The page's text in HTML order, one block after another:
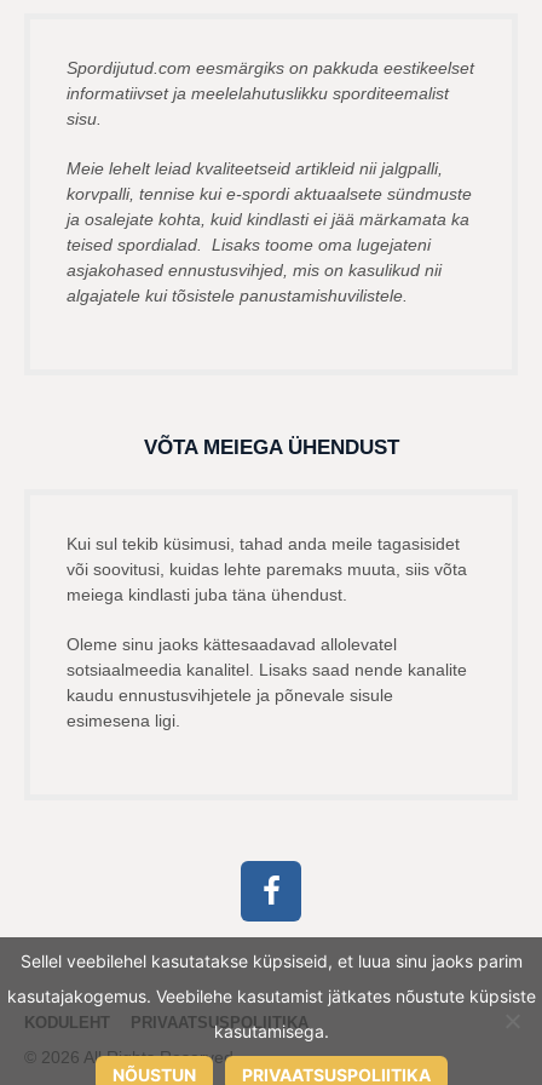
Spordijutud.com eesmärgiks on pakkuda eestikeelset
informatiivset ja meelelahutuslikku sporditeemalist
sisu.
Meie lehelt leiad kvaliteetseid artikleid nii jalgpalli,
korvpalli, tennise kui e-spordi aktuaalsete sündmuste
ja osalejate kohta, kuid kindlasti ei jää märkamata ka
teised spordialad. Lisaks toome oma lugejateni
asjakohased ennustusvihjed, mis on kasulikud nii
algajatele kui tõsistele panustamishuvilistele.
VÕTA MEIEGA ÜHENDUST
Kui sul tekib küsimusi, tahad anda meile tagasisidet
või soovitusi, kuidas lehte paremaks muuta, siis võta
meiega kindlasti juba täna ühendust.
Oleme sinu jaoks kättesaadavad allolevatel
sotsiaalmeedia kanalitel. Lisaks saad nende kanalite
kaudu ennustusvihjetele ja põnevale sisule
esimesena ligi.
KODULEHT PRIVAATSUSPOLIITIKA
© 2026 All Rights Reserved.
Sellel veebilehel kasutatakse küpsiseid, et luua sinu jaoks parim
kasutajakogemus. Veebilehe kasutamist jätkates nõustute küpsiste
kasutamisega.
NÕUSTUN PRIVAATSUSPOLIITIKA